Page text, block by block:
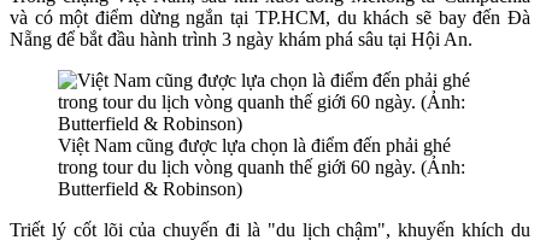
và có một điểm dừng ngắn tại TP.HCM, du khách sẽ bay đến Đà
Nẵng để bắt đầu hành trình 3 ngày khám phá sâu tại Hội An.
Việt Nam cũng được lựa chọn là điểm đến phải ghé
trong tour du lịch vòng quanh thế giới 60 ngày. (Ảnh:
Butterfield & Robinson)
Triết lý cốt lõi của chuyến đi là "du lịch chậm", khuyến khích du